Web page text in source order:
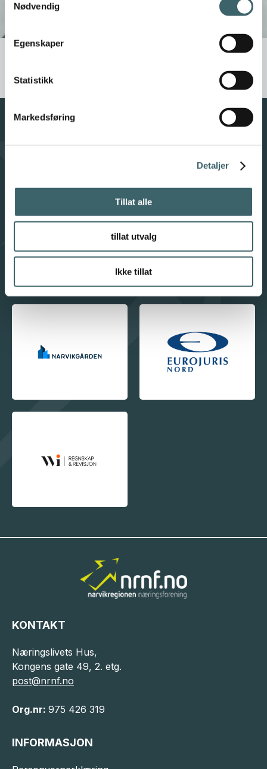
Nødvendig
Egenskaper
Statistikk
Markedsføring
Detaljer
Tillat alle
tillat utvalg
Ikke tillat
Våre samarbeidspartnere
KONTAKT
Næringslivets Hus,
Kongens gate 49, 2. etg.
post@nrnf.no
Org.nr: 975 426 319
INFORMASJON